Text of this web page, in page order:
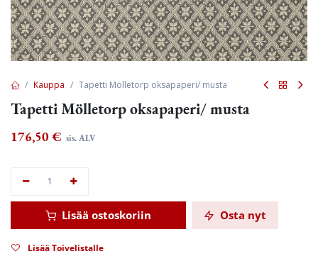
Kauppa Tapetti Mölletorp oksapaperi/ musta
Tapetti Mölletorp oksapaperi/ musta
176,50 € sis. ALV
Lisää ostoskoriin Osta nyt
Lisää Toivelistalle